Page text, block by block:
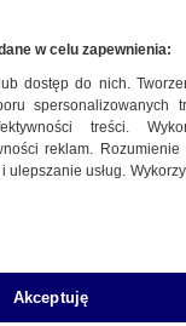
w celu zapewnienia:
dostęp do nich.
spersonalizowanych
treści.
reklam.
ulepszanie usług.
Akceptuję